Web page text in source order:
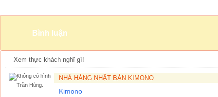
Bình luận
Xem thực khách nghĩ gì!
Trần Hùng.
NHÀ HÀNG NHẬT BẢN KIMONO
Kimono